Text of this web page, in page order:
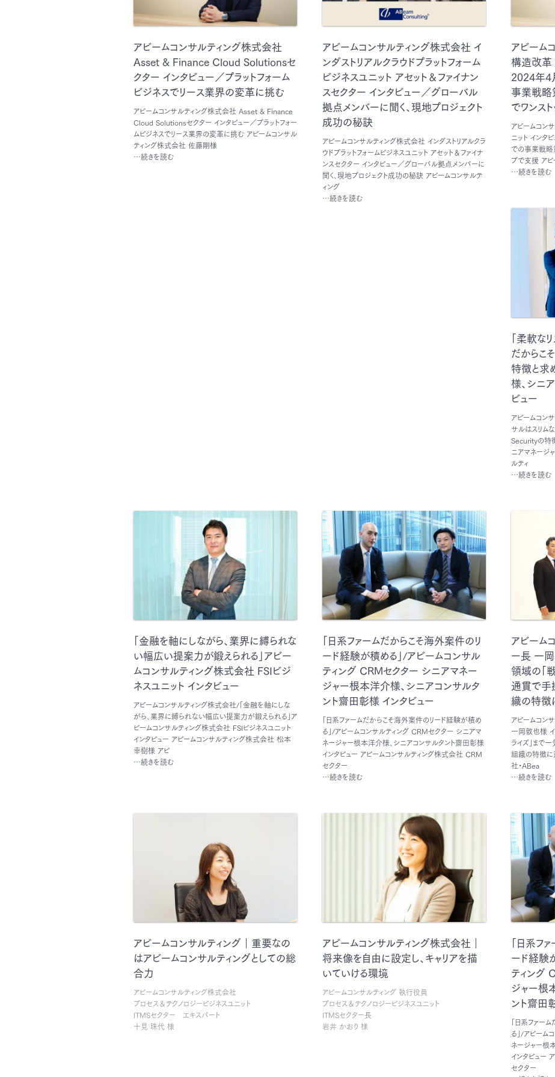
アビームコンサルティング株式会社
Asset & Finance Cloud Solutionsセ
クター インタビュー／プラットフォーム
ビジネスでリース業界の変革に挑む
アビームコンサルティング株式会社 Asset & Finance
Cloud Solutionsセクター インタビュー／プラットフォー
ムビジネスでリース業界の変革に挑む アビームコンサル
ティング株式会社 佐藤剛様
…続きを読む
アビームコンサルティング株式会社 イ
ンダストリアルクラウドプラットフォーム
ビジネスユニット アセット＆ファイナン
スセクター インタビュー／グローバル
拠点メンバーに聞く、現地プロジェクト
成功の秘訣
アビームコンサルティング株式会社 インダストリアルクラ
ウドプラットフォームビジネスユニット アセット＆ファイナ
ンスセクター インタビュー／グローバル拠点メンバーに
聞く、現地プロジェクト成功の秘訣 アビームコンサルテ
ィング
…続きを読む
アビーム
構造改革
2024年4
事業戦略
でワンス
アビームコン
ニット インタ
での事業戦略
プで支援 ア
…続きを読む
「柔軟な
だからこ
特徴と求
様、シニ
ビュー
アビームコン
サルはスリム
Securityの特
ニアマネージ
ルティ
…続きを読む
「金融を軸にしながら、業界に縛られな
い幅広い提案力が鍛えられる」アビー
ムコンサルティング株式会社 FSIビジ
ネスユニット インタビュー
アビームコンサルティング株式会社/「金融を軸にしな
がら、業界に縛られない幅広い提案力が鍛えられる」ア
ビームコンサルティング株式会社 FSIビジネスユニット
インタビュー アビームコンサルティング株式会社 松本
幸樹様 アビ
…続きを読む
「日系ファームだからこそ海外案件のリ
ード経験が積める」/アビームコンサル
ティング CRMセクター シニアマネー
ジャー根本洋介様、シニアコンサルタ
ント齋田彰様 インタビュー
「日系ファームだからこそ海外案件のリード経験が積め
る」/アビームコンサルティング CRMセクター シニアマ
ネージャー根本洋介様、シニアコンサルタント齋田彰様
インタビュー アビームコンサルティング株式会社 CRM
セクター
…続きを読む
アビーム
ー長 一岡
領域の「
通貫で手
織の特徴
アビームコン
一岡敦也様 イ
ライズ」まで
組織の特徴に
社・ABea
…続きを読む
アビームコンサルティング｜重要なの
はアビームコンサルティングとしての総
合力
アビームコンサルティング株式会社
プロセス＆テクノロジービジネスユニット
ITMSセクター エキスパート
十見 珠代 様
アビームコンサルティング株式会社｜
将来像を自由に設定し、キャリアを描
いていける環境
アビームコンサルティング 執行役員
プロセス＆テクノロジービジネスユニット
ITMSセクター長
岩井 かおり 様
「日系フ
ード経験
ティング
ジャー根
ント齋田
「日系ファー
る」/アビーム
ネージャー根
インタビュー
セクター